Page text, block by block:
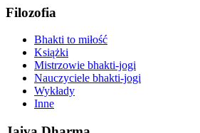
Filozofia
Bhakti to miłość
Książki
Mistrzowie bhakti-jogi
Nauczyciele bhakti-jogi
Wykłady
Inne